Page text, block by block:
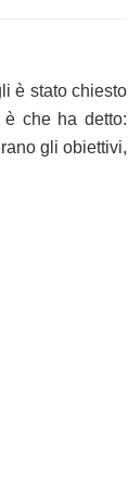
è stato chiesto
che ha detto:
gli obiettivi,